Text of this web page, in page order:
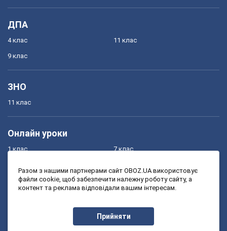
ДПА
4 клас
9 клас
11 клас
ЗНО
11 клас
Онлайн уроки
1 клас
3 клас
7 клас
9 клас
Разом з нашими партнерами сайт OBOZ.UA використовує
файли cookie, щоб забезпечити належну роботу сайту, а
контент та реклама відповідали вашим інтересам.
Прийняти